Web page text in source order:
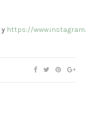
y https://